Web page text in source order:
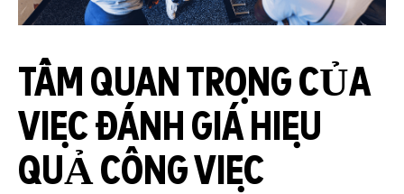
TẦM QUAN TRỌNG CỦA
VIỆC ĐÁNH GIÁ HIỆU
QUẢ CÔNG VIỆC